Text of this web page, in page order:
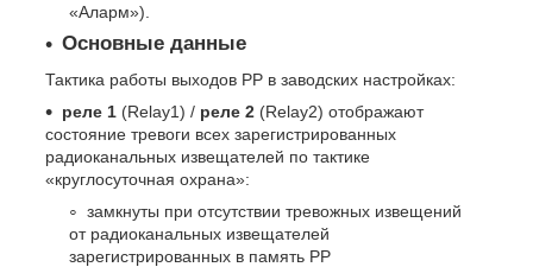
«Аларм»).
Основные данные
Тактика работы выходов РР в заводских настройках:
реле 1 (Relay1) / реле 2 (Relay2) отображают
состояние тревоги всех зарегистрированных
радиоканальных извещателей по тактике
«круглосуточная охрана»:
замкнуты при отсутствии тревожных извещений
от радиоканальных извещателей
зарегистрированных в память РР